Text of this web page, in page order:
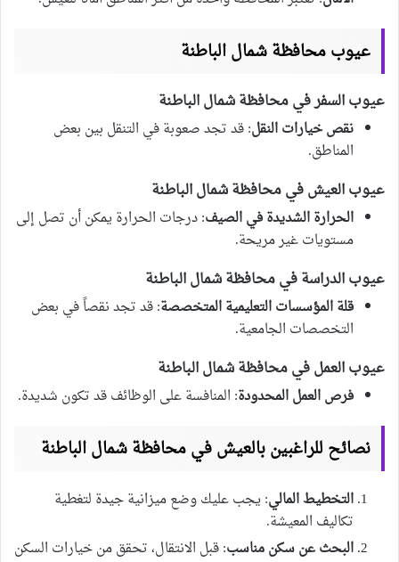
عيوب محافظة شمال الباطنة
عيوب السفر في محافظة شمال الباطنة
نقص خيارات النقل: قد تجد صعوبة في التنقل بين بعض
المناطق.
عيوب العيش في محافظة شمال الباطنة
الحرارة الشديدة في الصيف: درجات الحرارة يمكن أن تصل إلى
مستويات غير مريحة.
عيوب الدراسة في محافظة شمال الباطنة
قلة المؤسسات التعليمية المتخصصة: قد تجد نقصاً في بعض
التخصصات الجامعية.
عيوب العمل في محافظة شمال الباطنة
فرص العمل المحدودة: المنافسة على الوظائف قد تكون شديدة.
نصائح للراغبين بالعيش في محافظة شمال الباطنة
التخطيط المالي: يجب عليك وضع ميزانية جيدة لتغطية
تكاليف المعيشة.
البحث عن سكن مناسب: قبل الانتقال، تحقق من خيارات السكن